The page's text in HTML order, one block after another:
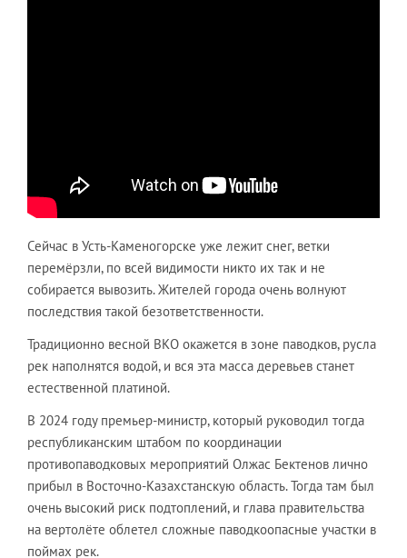
Сейчас в Усть-Каменогорске уже лежит снег, ветки
перемёрзли, по всей видимости никто их так и не
собирается вывозить. Жителей города очень волнуют
последствия такой безответственности.
Традиционно весной ВКО окажется в зоне паводков, русла
рек наполнятся водой, и вся эта масса деревьев станет
естественной платиной.
В 2024 году премьер-министр, который руководил тогда
республиканским штабом по координации
противопаводковых мероприятий Олжас Бектенов лично
прибыл в Восточно-Казахстанскую область. Тогда там был
очень высокий риск подтоплений, и глава правительства
на вертолёте облетел сложные паводкоопасные участки в
поймах рек.